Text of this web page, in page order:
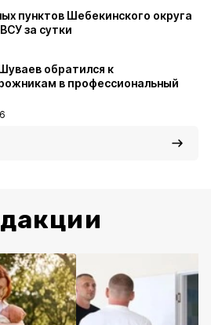
пунктов Шебекинского округа
за сутки
обратился к
в профессиональный